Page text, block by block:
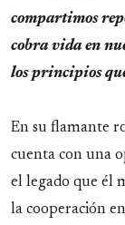
compartimos
cobra vida en
los principios
En su flamante
cuenta con una
el legado que él
la cooperación